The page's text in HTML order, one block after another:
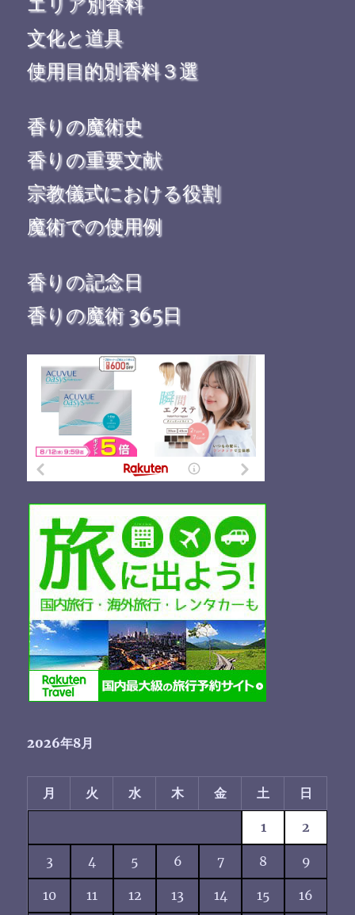
文化と道具
使用目的別香料３選
香りの魔術史
香りの重要文献
宗教儀式における役割
魔術での使用例
香りの記念日
香りの魔術 365日
2026年8月
月 火 水 木 金 土 日
1 2
3 4 5 6 7 8 9
10 11 12 13 14 15 16